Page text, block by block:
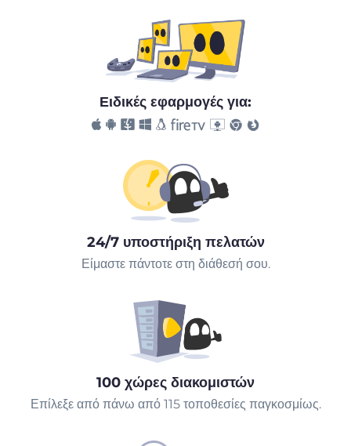
Ειδικές εφαρμογές για:
24/7 υποστήριξη πελατών
Είμαστε πάντοτε στη διάθεσή σου.
100 χώρες διακομιστών
Επίλεξε από πάνω από 115 τοποθεσίες παγκοσμίως.